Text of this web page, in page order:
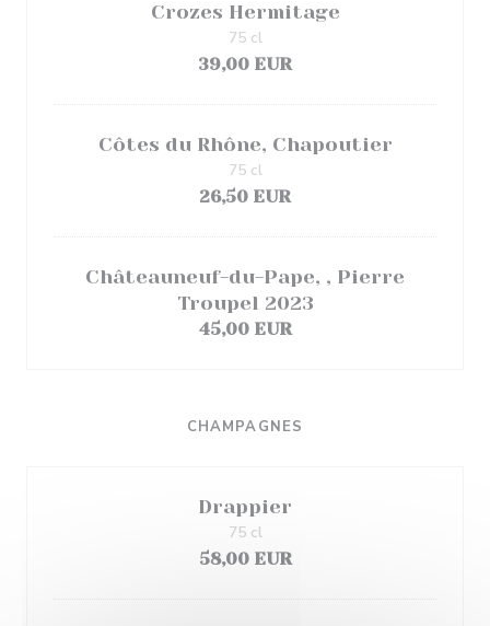
Crozes Hermitage
39,00 EUR
75 cl
Côtes du Rhône, Chapoutier
26,50 EUR
75 cl
Châteauneuf-du-Pape, , Pierre
Troupel 2023
45,00 EUR
CHAMPAGNES
Drappier
58,00 EUR
75 cl